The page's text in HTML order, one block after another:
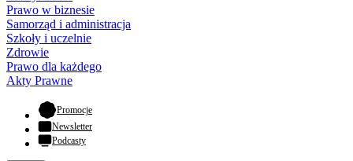
Prawo w biznesie
Samorząd i administracja
Szkoły i uczelnie
Zdrowie
Prawo dla każdego
Akty Prawne
Promocje- otwiera się w nowej karcie
Newsletter
Podcasty